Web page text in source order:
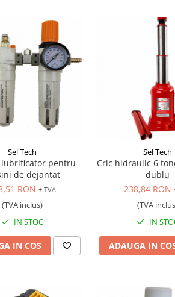
Sel Tech
pentru
de dejantat
RON + TVA
(TVA inclus)
IN STOC
IN COS
Sel Tech
Cric hidraulic 6
dublu
238,84 RON
(TVA
IN
ADAUGA IN